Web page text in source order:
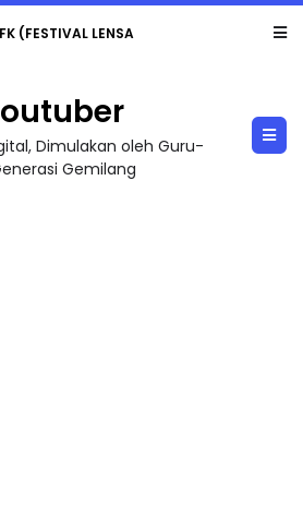
PENDIDIKAN - FLeP) 2026
Dimulakan oleh Guru-
Gemilang